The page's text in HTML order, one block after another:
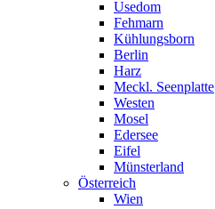
Usedom
Fehmarn
Kühlungsborn
Berlin
Harz
Meckl. Seenplatte
Westen
Mosel
Edersee
Eifel
Münsterland
Österreich
Wien